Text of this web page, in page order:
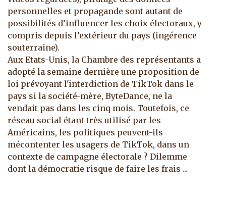
personnelles et propagande sont autant de
possibilités d’influencer les choix électoraux, y
compris depuis l’extérieur du pays (ingérence
souterraine).
Aux Etats-Unis, la Chambre des représentants a
adopté la semaine dernière une proposition de
loi prévoyant l'interdiction de TikTok dans le
pays si la société-mère, ByteDance, ne la
vendait pas dans les cinq mois. Toutefois, ce
réseau social étant très utilisé par les
Américains, les politiques peuvent-ils
mécontenter les usagers de TikTok, dans un
contexte de campagne électorale ? Dilemme
dont la démocratie risque de faire les frais ...